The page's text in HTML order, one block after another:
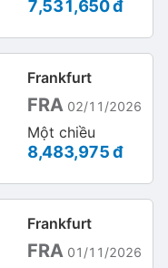
7,531,650 đ
Frankfurt
FRA 02/11/2026
Một chiều
8,483,975 đ
Frankfurt
FRA 01/11/2026